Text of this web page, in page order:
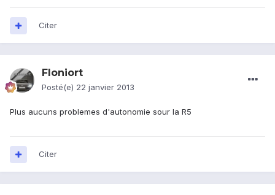
Citer
Floniort
Posté(e) 22 janvier 2013
Plus aucuns problemes d'autonomie sour la R5
Citer